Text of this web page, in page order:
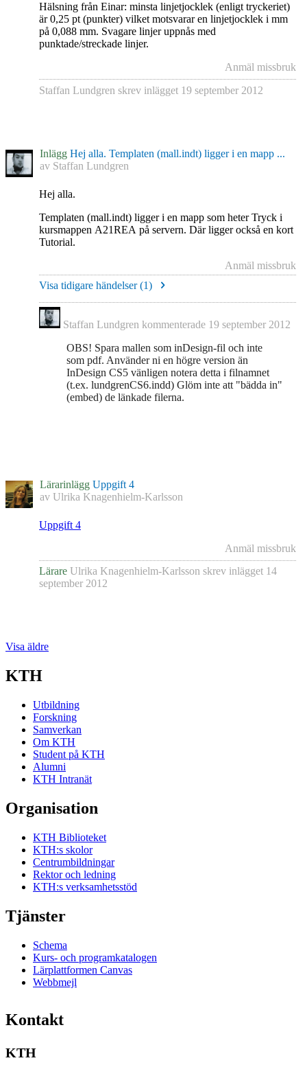
Hälsning från Einar: minsta linjetjocklek (enligt tryckeriet)
är 0,25 pt (punkter) vilket motsvarar en linjetjocklek i mm
på 0,088 mm. Svagare linjer uppnås med
punktade/streckade linjer.
Anmäl missbruk
Staffan Lundgren skrev inlägget 19 september 2012
Inlägg Hej alla. Templaten (mall.indt) ligger i en mapp ...
av Staffan Lundgren
Hej alla.
Templaten (mall.indt) ligger i en mapp som heter Tryck i
kursmappen A21REA på servern. Där ligger också en kort
Tutorial.
Anmäl missbruk
Visa tidigare händelser (1)
Staffan Lundgren kommenterade 19 september 2012
OBS! Spara mallen som inDesign-fil och inte
som pdf. Använder ni en högre version än
InDesign CS5 vänligen notera detta i filnamnet
(t.ex. lundgrenCS6.indd) Glöm inte att "bädda in"
(embed) de länkade filerna.
Lärarinlägg Uppgift 4
av Ulrika Knagenhielm-Karlsson
Uppgift 4
Anmäl missbruk
Lärare Ulrika Knagenhielm-Karlsson skrev inlägget 14
september 2012
Visa äldre
KTH
Utbildning
Forskning
Samverkan
Om KTH
Student på KTH
Alumni
KTH Intranät
Organisation
KTH Biblioteket
KTH:s skolor
Centrumbildningar
Rektor och ledning
KTH:s verksamhetsstöd
Tjänster
Schema
Kurs- och programkatalogen
Lärplattformen Canvas
Webbmejl
Kontakt
KTH